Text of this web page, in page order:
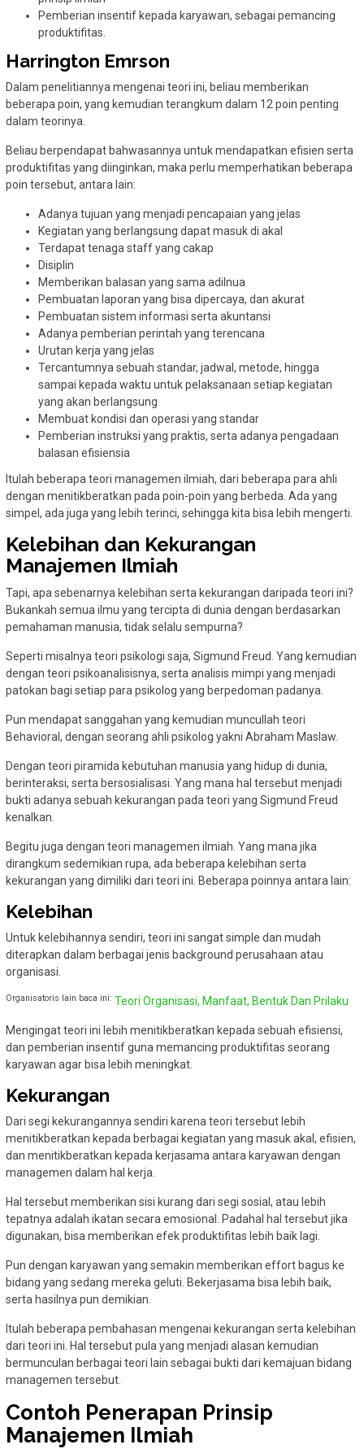
Pemberian insentif kepada karyawan, sebagai pemancing
produktifitas.
Harrington Emrson
Dalam penelitiannya mengenai teori ini, beliau memberikan
beberapa poin, yang kemudian terangkum dalam 12 poin penting
dalam teorinya.
Beliau berpendapat bahwasannya untuk mendapatkan efisien serta
produktifitas yang diinginkan, maka perlu memperhatikan beberapa
poin tersebut, antara lain:
Adanya tujuan yang menjadi pencapaian yang jelas
Kegiatan yang berlangsung dapat masuk di akal
Terdapat tenaga staff yang cakap
Disiplin
Memberikan balasan yang sama adilnua
Pembuatan laporan yang bisa dipercaya, dan akurat
Pembuatan sistem informasi serta akuntansi
Adanya pemberian perintah yang terencana
Urutan kerja yang jelas
Tercantumnya sebuah standar, jadwal, metode, hingga
sampai kepada waktu untuk pelaksanaan setiap kegiatan
yang akan berlangsung
Membuat kondisi dan operasi yang standar
Pemberian instruksi yang praktis, serta adanya pengadaan
balasan efisiensia
Itulah beberapa teori managemen ilmiah, dari beberapa para ahli
dengan menitikberatkan pada poin-poin yang berbeda. Ada yang
simpel, ada juga yang lebih terinci, sehingga kita bisa lebih mengerti.
Kelebihan dan Kekurangan
Manajemen Ilmiah
Tapi, apa sebenarnya kelebihan serta kekurangan daripada teori ini?
Bukankah semua ilmu yang tercipta di dunia dengan berdasarkan
pemahaman manusia, tidak selalu sempurna?
Seperti misalnya teori psikologi saja, Sigmund Freud. Yang kemudian
dengan teori psikoanalisisnya, serta analisis mimpi yang menjadi
patokan bagi setiap para psikolog yang berpedoman padanya.
Pun mendapat sanggahan yang kemudian muncullah teori
Behavioral, dengan seorang ahli psikolog yakni Abraham Maslaw.
Dengan teori piramida kebutuhan manusia yang hidup di dunia,
berinteraksi, serta bersosialisasi. Yang mana hal tersebut menjadi
bukti adanya sebuah kekurangan pada teori yang Sigmund Freud
kenalkan.
Begitu juga dengan teori managemen ilmiah. Yang mana jika
dirangkum sedemikian rupa, ada beberapa kelebihan serta
kekurangan yang dimiliki dari teori ini. Beberapa poinnya antara lain:
Kelebihan
Untuk kelebihannya sendiri, teori ini sangat simple dan mudah
diterapkan dalam berbagai jenis background perusahaan atau
organisasi.
Organisatoris lain baca ini: Teori Organisasi, Manfaat, Bentuk Dan Prilaku
Mengingat teori ini lebih menitikberatkan kepada sebuah efisiensi,
dan pemberian insentif guna memancing produktifitas seorang
karyawan agar bisa lebih meningkat.
Kekurangan
Dari segi kekurangannya sendiri karena teori tersebut lebih
menitikberatkan kepada berbagai kegiatan yang masuk akal, efisien,
dan menitikberatkan kepada kerjasama antara karyawan dengan
managemen dalam hal kerja.
Hal tersebut memberikan sisi kurang dari segi sosial, atau lebih
tepatnya adalah ikatan secara emosional. Padahal hal tersebut jika
digunakan, bisa memberikan efek produktifitas lebih baik lagi.
Pun dengan karyawan yang semakin memberikan effort bagus ke
bidang yang sedang mereka geluti. Bekerjasama bisa lebih baik,
serta hasilnya pun demikian.
Itulah beberapa pembahasan mengenai kekurangan serta kelebihan
dari teori ini. Hal tersebut pula yang menjadi alasan kemudian
bermunculan berbagai teori lain sebagai bukti dari kemajuan bidang
managemen tersebut.
Contoh Penerapan Prinsip
Manajemen Ilmiah